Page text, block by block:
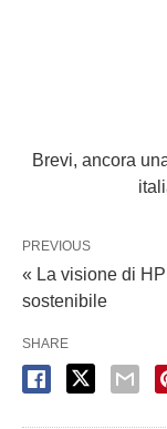
Brevi, ancora
PREVIOUS
« La visione di
sostenibile
SHARE